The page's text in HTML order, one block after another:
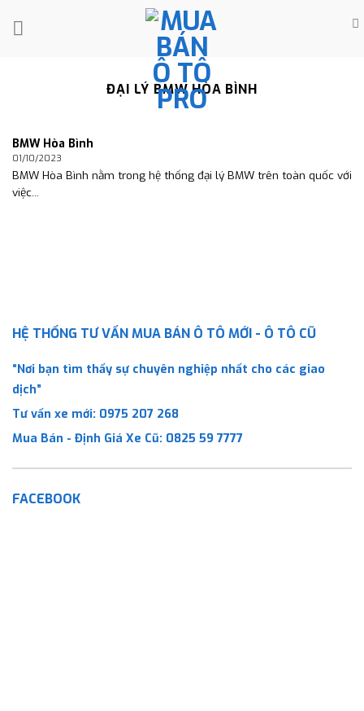
ĐẠI LÝ BMW HÒA BÌNH
BMW Hòa Bình
01/10/2023
BMW Hòa Bình nằm trong hệ thống đại lý BMW trên toàn quốc với
việc...
HỆ THỐNG TƯ VẤN MUA BÁN Ô TÔ MỚI - Ô TÔ CŨ
“Nơi bạn tìm thấy sự chuyên nghiệp nhất cho các giao
dịch”
Tư vấn xe mới: 0975 207 268
Mua Bán - Định Giá Xe Cũ: 0825 59 7777
FACEBOOK